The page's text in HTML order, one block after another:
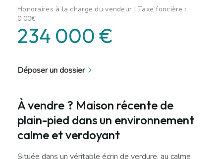
Honoraires à la charge du vendeur | Taxe foncière :
0,00€
234 000 €
Déposer un dossier
À vendre ? Maison récente de
plain-pied dans un environnement
calme et verdoyant
Située dans un véritable écrin de verdure, au calme